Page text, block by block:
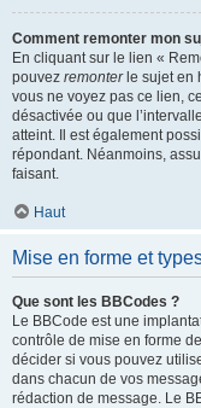
Comment remonter mon
En cliquant sur le lien «
pouvez remonterle sujet en
vous ne voyez pas ce lien,
désactivée ou que
atteint. Il est également
répondant. Néanmoins,
faisant.
Haut
Mise en forme et
Que sont les BBCodes ?
Le BBCode est une
contrôle de mise en forme
décider si vous pouvez
dans chacun de vos
rédaction de message. Le